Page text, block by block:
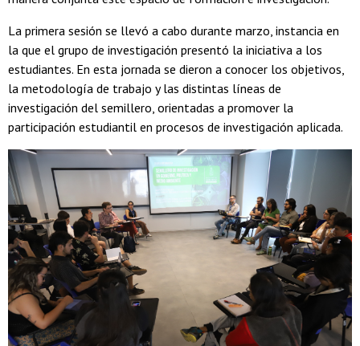
La primera sesión se llevó a cabo durante marzo, instancia en
la que el grupo de investigación presentó la iniciativa a los
estudiantes. En esta jornada se dieron a conocer los objetivos,
la metodología de trabajo y las distintas líneas de
investigación del semillero, orientadas a promover la
participación estudiantil en procesos de investigación aplicada.